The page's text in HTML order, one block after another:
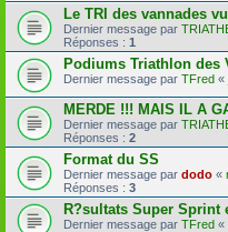
Le TRI des vannades
Dernier message par
Réponses : 1
Podiums Triathlon des
Dernier message par TFred «
MERDE !!! MAIS IL A
Dernier message par
Réponses : 2
Format du SS
Dernier message par dodo «
Réponses : 3
R?sultats Super Sprint
Dernier message par TFred «